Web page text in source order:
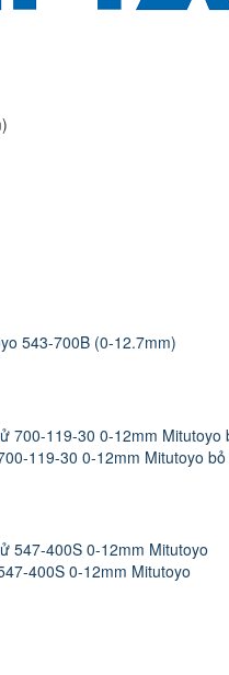
543-700B (0-12.7mm)
119-30 0-12mm Mitutoyo
400S 0-12mm Mitutoyo